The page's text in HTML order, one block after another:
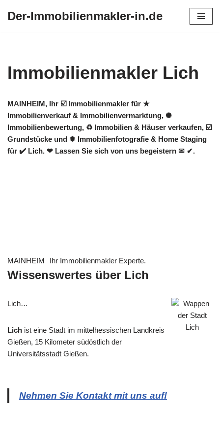
Der-Immobilienmakler-in.de
Immobilienmakler Lich
MAINHEIM, Ihr ☑️ Immobilienmakler für ★
Immobilienverkauf & Immobilienvermarktung, ✺
Immobilienbewertung, ♻ Immobilien & Häuser verkaufen, ☑️
Grundstücke und ✹ Immobilienfotografie & Home Staging
für ✔️ Lich. ❤ Lassen Sie sich von uns begeistern ✉ ✔.
MAINHEIM Ihr Immobilienmakler Experte.
Wissenswertes über Lich
Lich…
Lich ist eine Stadt im mittelhessischen Landkreis
Gießen, 15 Kilometer südöstlich der
Universitätsstadt Gießen.
Nehmen Sie Kontakt mit uns auf!